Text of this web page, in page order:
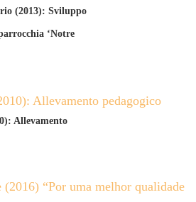
(2013): Sviluppo
‘Notre
Allevamento